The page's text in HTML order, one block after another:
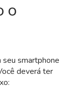
o
seu smartphone
deverá ter